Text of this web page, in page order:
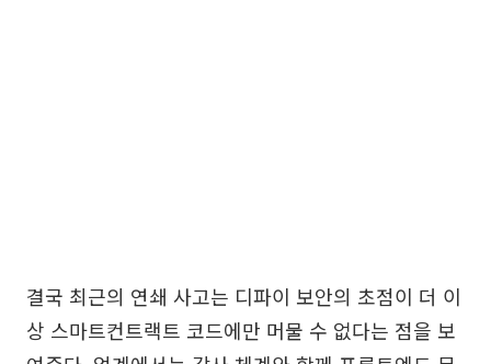
결국 최근의 연쇄 사고는 디파이 보안의 초점이 더 이
상 스마트컨트랙트 코드에만 머물 수 없다는 점을 보